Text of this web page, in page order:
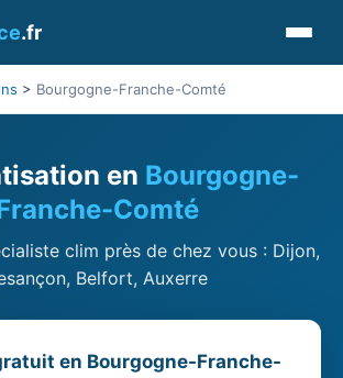
.fr
> Bourgogne-Franche-Comté
en Bourgogne-
Comté
clim près de chez vous : Dijon,
Belfort, Auxerre
en Bourgogne-Franche-